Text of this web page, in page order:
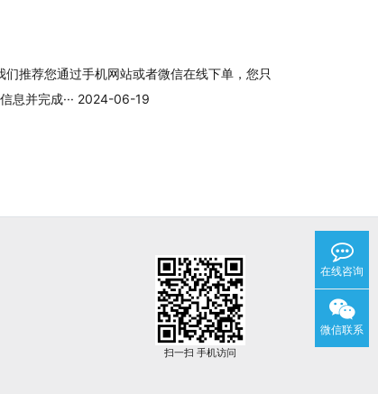
推荐您通过手机网站或者微信在线下单，您只
息并完成··· 2024-06-19
扫一扫 手机访问
在线咨询
微信联系